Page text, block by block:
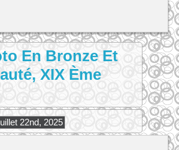
En Bronze Et
XIX Ème
22nd, 2025